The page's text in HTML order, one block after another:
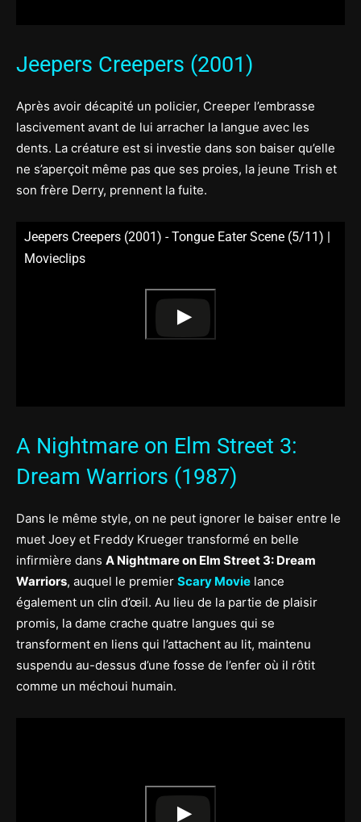
Jeepers Creepers (2001)
Après avoir décapité un policier, Creeper l’embrasse
lascivement avant de lui arracher la langue avec les
dents. La créature est si investie dans son baiser qu’elle
ne s’aperçoit même pas que ses proies, la jeune Trish et
son frère Derry, prennent la fuite.
Jeepers Creepers (2001) - Tongue Eater Scene (5/11) |
Movieclips
A Nightmare on Elm Street 3:
Dream Warriors (1987)
Dans le même style, on ne peut ignorer le baiser entre le
muet Joey et Freddy Krueger transformé en belle
infirmière dans A Nightmare on Elm Street 3: Dream
Warriors, auquel le premier Scary Movie lance
également un clin d’œil. Au lieu de la partie de plaisir
promis, la dame crache quatre langues qui se
transforment en liens qui l’attachent au lit, maintenu
suspendu au-dessus d’une fosse de l’enfer où il rôtit
comme un méchoui humain.